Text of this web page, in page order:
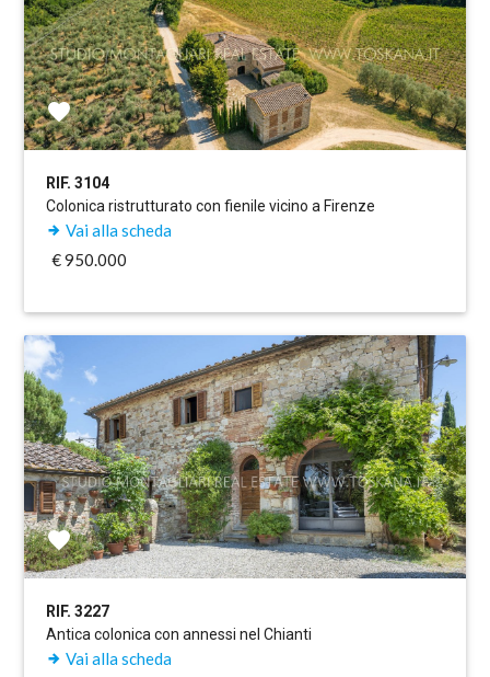
RIF. 3104
Colonica ristrutturato con fienile vicino a Firenze
Vai alla scheda
€ 950.000
RIF. 3227
Antica colonica con annessi nel Chianti
Vai alla scheda